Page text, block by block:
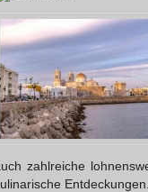
zahlreiche
Entdeckungen.